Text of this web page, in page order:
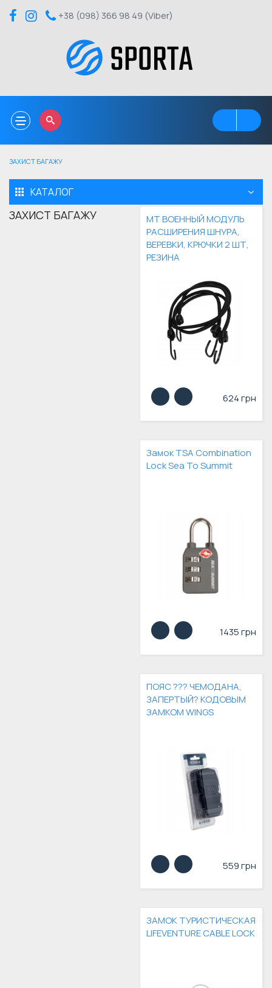
+38 (098) 366 98 49 (Viber)
Toggle
navigation
ЗАХИСТ БАГАЖУ
КАТАЛОГ
ЗАХИСТ БАГАЖУ
MT ВОЕННЫЙ МОДУЛЬ
РАСШИРЕНИЯ ШНУРА,
ВЕРЕВКИ, КРЮЧКИ 2 ШТ,
РЕЗИНА
624 грн
Замок TSA Combination
Lock Sea To Summit
1435 грн
ПОЯС ??? ЧЕМОДАНА,
ЗАПЕРТЫЙ? КОДОВЫМ
ЗАМКОМ WINGS
559 грн
ЗАМОК ТУРИСТИЧЕСКАЯ
LIFEVENTURE CABLE LOCK